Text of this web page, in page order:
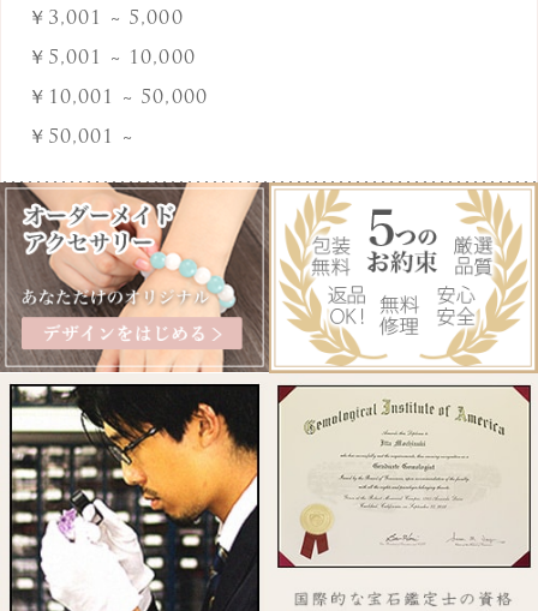
サンストーン
サードオニキス
シトリン
白さんご
白ジェイド
白めのう
水晶
水晶(クリスタルカット)
ストロベリークォーツ
スピネル
スモーキークォーツ
￥3,001 ~ 5,000
￥5,001 ~ 10,000
￥10,001 ~ 50,000
￥50,001 ~